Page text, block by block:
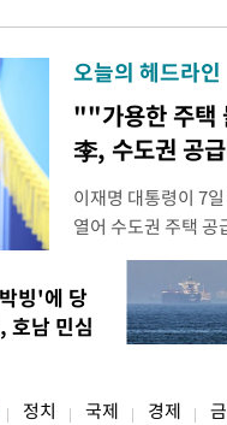
오늘의 헤드라인
""가용한 주택
李, 수도권 공
이재명 대통령이 7
열어 수도권 주택
령은 이날 오후 2시
를 비공개로 주재한
공개 회의에서 "가용
라"고 지시한 지 나
빙'에 당
호남 민심
정치 국제 경제